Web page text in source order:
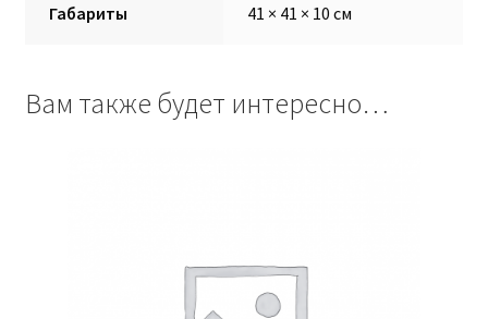
Габариты 41 × 41 × 10 см
Вам также будет интересно…